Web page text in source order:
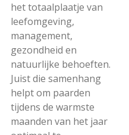
het totaalplaatje van
leefomgeving,
management,
gezondheid en
natuurlijke behoeften.
Juist die samenhang
helpt om paarden
tijdens de warmste
maanden van het jaar